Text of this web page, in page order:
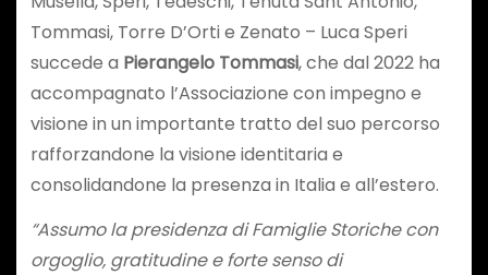
Tommasi, Torre D’Orti e Zenato – Luca Speri
succede a Pierangelo Tommasi, che dal 2022 ha
accompagnato l’Associazione con impegno e
visione in un importante tratto del suo percorso
rafforzandone la visione identitaria e
consolidandone la presenza in Italia e all’estero.
“Assumo la presidenza di Famiglie Storiche con
orgoglio, gratitudine e forte senso di